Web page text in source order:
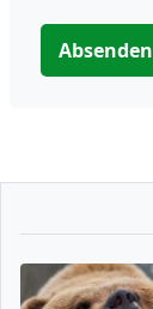
Absenden